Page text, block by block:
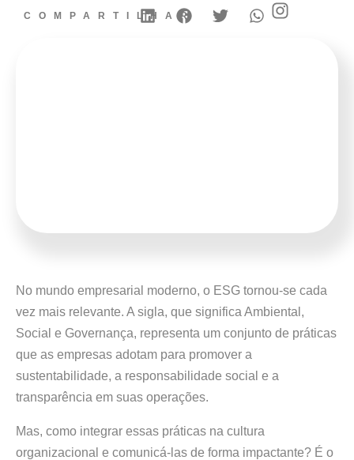
COMPARTILHAR
No mundo empresarial moderno, o ESG tornou-se cada
vez mais relevante. A sigla, que significa Ambiental,
Social e Governança, representa um conjunto de práticas
que as empresas adotam para promover a
sustentabilidade, a responsabilidade social e a
transparência em suas operações.
Mas, como integrar essas práticas na cultura
organizacional e comunicá-las de forma impactante? É o